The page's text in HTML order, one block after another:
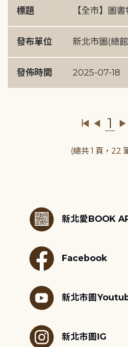
標題 【全市】圖
發布單位 新北市圖(總
發佈時間 2025-07-18
1
(總共 1 頁，22
新北愛BOOK
Facebook
新北市圖
新北市圖IG